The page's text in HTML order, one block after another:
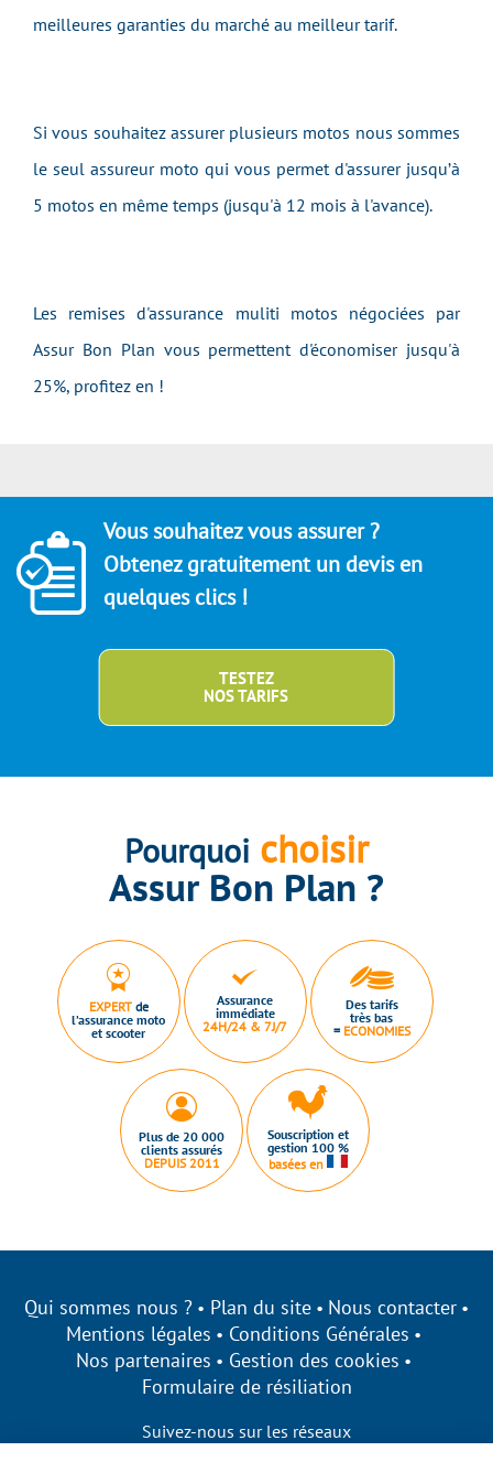
meilleures garanties du marché au meilleur tarif.
Si vous souhaitez assurer plusieurs motos nous sommes
le seul assureur moto qui vous permet d'assurer jusqu’à
5 motos en même temps (jusqu'à 12 mois à l'avance).
Les remises d'assurance muliti motos négociées par
Assur Bon Plan vous permettent d'économiser jusqu'à
25%, profitez en !
Vous souhaitez vous assurer ?
Obtenez gratuitement un devis en
quelques clics !
TESTEZ
NOS TARIFS
Pourquoi choisir
Assur Bon Plan ?
EXPERTde
l’assurance moto
et scooter
Assurance
immédiate
24H/24 & 7J/7
Des tarifs
très bas
= ECONOMIES
Plus de 20 000
clients assurés
DEPUIS 2011
Souscription et
gestion 100 %
basées en
Qui sommes nous ? Plan du site
Nous contacter
Mentions légales
Conditions Générales
Nos partenaires
Gestion des cookies
Formulaire de résiliation
Suivez-nous sur les réseaux